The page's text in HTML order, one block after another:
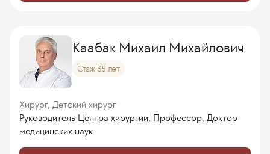
Каабак Михаил Михайлович
Стаж 35 лет
Хирург, Детский хирург
Руководитель Центра хирургии, Профессор, Доктор
медицинских наук